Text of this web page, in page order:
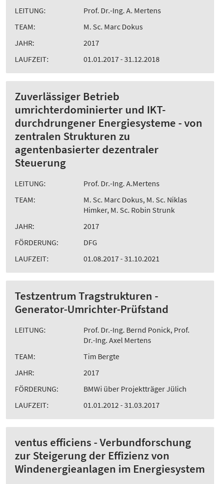
LEITUNG:
Prof. Dr.-Ing. A. Mertens
TEAM:
M. Sc. Marc Dokus
JAHR:
2017
LAUFZEIT:
01.01.2017 - 31.12.2018
Zuverlässiger Betrieb
umrichterdominierter und IKT-
durchdrungener Energiesysteme - von
zentralen Strukturen zu
agentenbasierter dezentraler
Steuerung
LEITUNG:
Prof. Dr.-Ing. A.Mertens
TEAM:
M. Sc. Marc Dokus, M. Sc. Niklas
Himker, M. Sc. Robin Strunk
JAHR:
2017
FÖRDERUNG:
DFG
LAUFZEIT:
01.08.2017 - 31.10.2021
Testzentrum Tragstrukturen -
Generator-Umrichter-Prüfstand
LEITUNG:
Prof. Dr.-Ing. Bernd Ponick, Prof.
Dr.-Ing. Axel Mertens
TEAM:
Tim Bergte
JAHR:
2017
FÖRDERUNG:
BMWi über Projektträger Jülich
LAUFZEIT:
01.01.2012 - 31.03.2017
ventus efficiens - Verbundforschung
zur Steigerung der Effizienz von
Windenergieanlagen im Energiesystem